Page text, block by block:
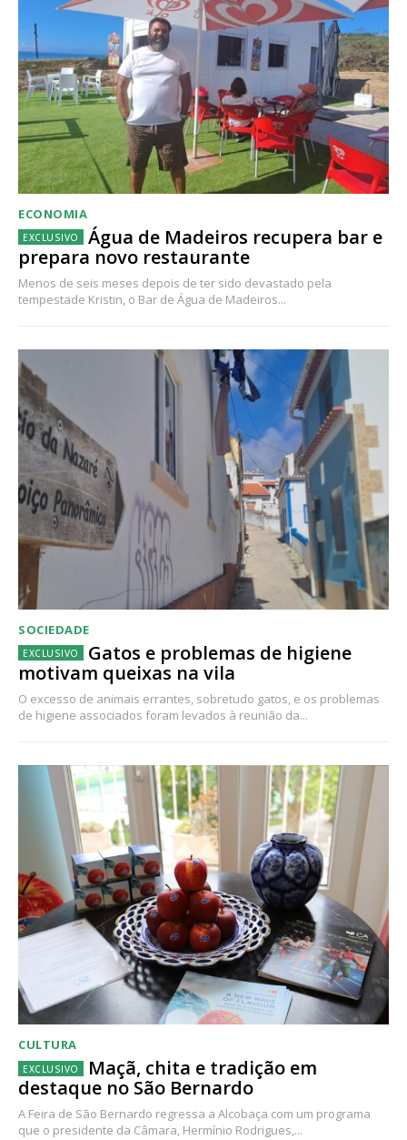
ECONOMIA
Água de Madeiros recupera bar e
prepara novo restaurante
Menos de seis meses depois de ter sido devastado pela
tempestade Kristin, o Bar de Água de Madeiros...
SOCIEDADE
Gatos e problemas de higiene
motivam queixas na vila
O excesso de animais errantes, sobretudo gatos, e os problemas
de higiene associados foram levados à reunião da...
CULTURA
Maçã, chita e tradição em
destaque no São Bernardo
A Feira de São Bernardo regressa a Alcobaça com um programa
que o presidente da Câmara, Hermínio Rodrigues,...